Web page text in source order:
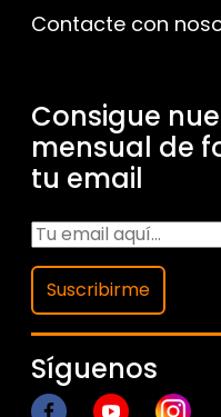
Contacte con
Consigue
mensual de
tu email
Suscribirme
Síguenos